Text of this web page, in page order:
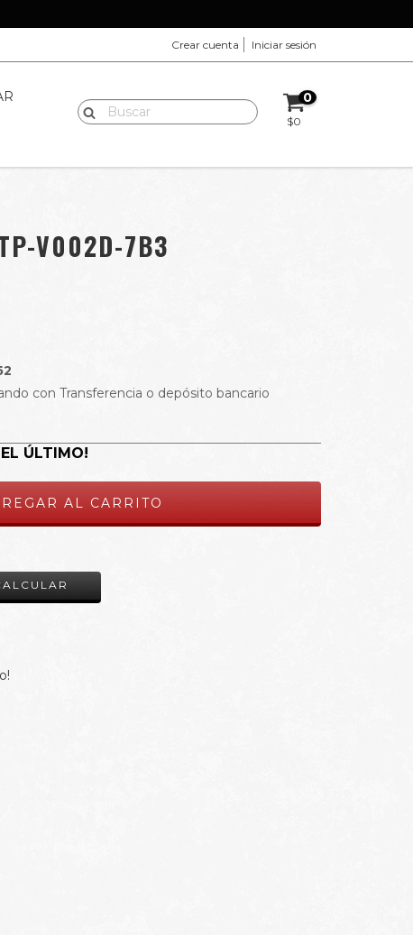
Crear cuenta Iniciar sesión
0
$0
V002D-7B3
con Transferencia o depósito bancario
ÚLTIMO!